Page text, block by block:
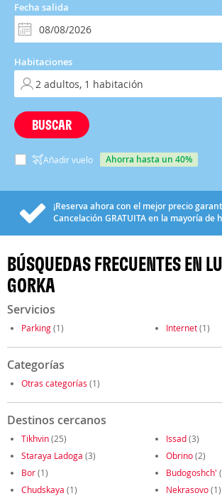
Fecha salida
Habitaciones
BUSCAR
Añadir vuelo ahorra hasta un 40%
¡Reserva ahora con el mejor precio
Cancelación GRATUITAen la mayoría de
BÚSQUEDAS FRECUENTES EN
GORKA
Servicios
Parking(1) Internet(1)
Categorías
Otras categorías (1)
Destinos cercanos
Tikhvin(25) Issad(3)
Staraya Ladoga (3) Obrino(2)
Bor(1) Budogoshch'
Chudskaya (1) Nekrasovo(1)